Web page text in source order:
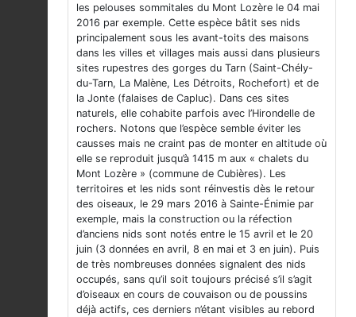
les pelouses sommitales du Mont Lozère le 04 mai
2016 par exemple. Cette espèce bâtit ses nids
principalement sous les avant-toits des maisons
dans les villes et villages mais aussi dans plusieurs
sites rupestres des gorges du Tarn (Saint-Chély-
du-Tarn, La Malène, Les Détroits, Rochefort) et de
la Jonte (falaises de Capluc). Dans ces sites
naturels, elle cohabite parfois avec l’Hirondelle de
rochers. Notons que l’espèce semble éviter les
causses mais ne craint pas de monter en altitude où
elle se reproduit jusqu’à 1415 m aux « chalets du
Mont Lozère » (commune de Cubières). Les
territoires et les nids sont réinvestis dès le retour
des oiseaux, le 29 mars 2016 à Sainte-Énimie par
exemple, mais la construction ou la réfection
d’anciens nids sont notés entre le 15 avril et le 20
juin (3 données en avril, 8 en mai et 3 en juin). Puis
de très nombreuses données signalent des nids
occupés, sans qu’il soit toujours précisé s’il s’agit
d’oiseaux en cours de couvaison ou de poussins
déjà actifs, ces derniers n’étant visibles au rebord